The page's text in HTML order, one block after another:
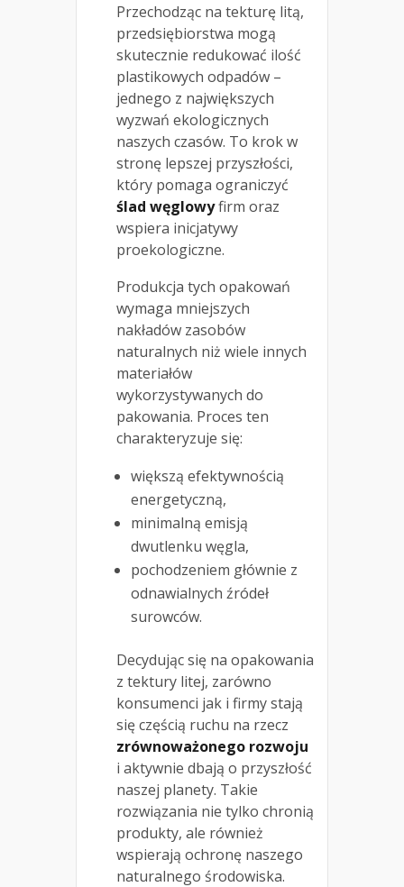
Przechodząc na tekturę litą,
przedsiębiorstwa mogą
skutecznie redukować ilość
plastikowych odpadów –
jednego z największych
wyzwań ekologicznych
naszych czasów. To krok w
stronę lepszej przyszłości,
który pomaga ograniczyć
ślad węglowyfirm oraz
wspiera inicjatywy
proekologiczne.
Produkcja tych opakowań
wymaga mniejszych
nakładów zasobów
naturalnych niż wiele innych
materiałów
wykorzystywanych do
pakowania. Proces ten
charakteryzuje się:
większą efektywnością
energetyczną,
minimalną emisją
dwutlenku węgla,
pochodzeniem głównie z
odnawialnych źródeł
surowców.
Decydując się na opakowania
z tektury litej, zarówno
konsumenci jak i firmy stają
się częścią ruchu na rzecz
zrównoważonego rozwoju
i aktywnie dbają o przyszłość
naszej planety. Takie
rozwiązania nie tylko chronią
produkty, ale również
wspierają ochronę naszego
naturalnego środowiska.